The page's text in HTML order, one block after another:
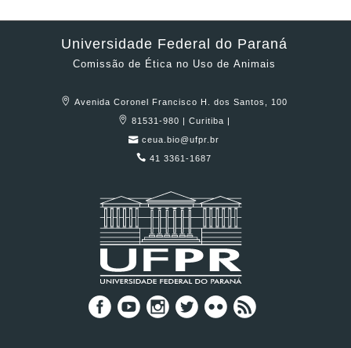
Universidade Federal do Paraná
Comissão de Ética no Uso de Animais
Avenida Coronel Francisco H. dos Santos, 100
81531-980 | Curitiba |
ceua.bio@ufpr.br
41 3361-1687